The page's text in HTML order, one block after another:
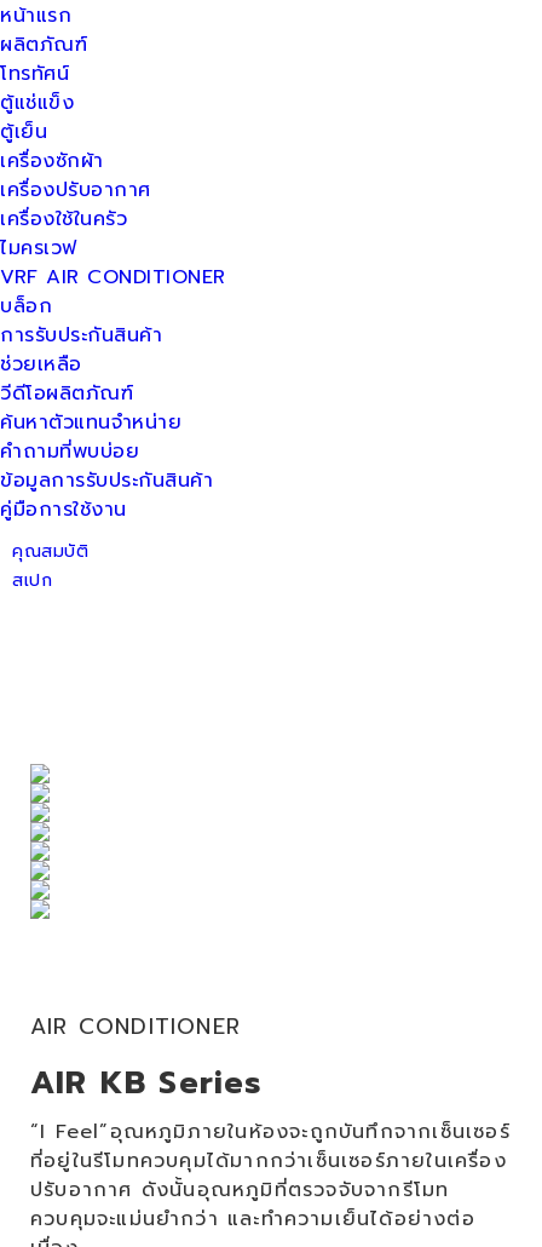
หน้าแรก
ผลิตภัณฑ์
โทรทัศน์
ตู้แช่แข็ง
ตู้เย็น
เครื่องซักผ้า
เครื่องปรับอากาศ
เครื่องใช้ในครัว
ไมครเวฟ
VRF AIR CONDITIONER
บล็อก
การรับประกันสินค้า
ช่วยเหลือ
วีดีโอผลิตภัณฑ์
ค้นหาตัวแทนจำหน่าย
คำถามที่พบบ่อย
ข้อมูลการรับประกันสินค้า
คู่มือการใช้งาน
คุณสมบัติ
สเปก
AIR CONDITIONER
AIR KB Series
“I Feel”อุณหภูมิภายในห้องจะถูกบันทึกจากเซ็นเซอร์
ที่อยู่ในรีโมทควบคุมได้มากกว่าเซ็นเซอร์ภายในเครื่อง
ปรับอากาศ ดังนั้นอุณหภูมิที่ตรวจจับจากรีโมท
ควบคุมจะแม่นยำกว่า และทำความเย็นได้อย่างต่อ